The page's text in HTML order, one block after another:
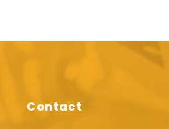
Contact